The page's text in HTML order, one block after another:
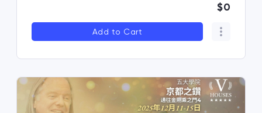
$0
Add to Cart